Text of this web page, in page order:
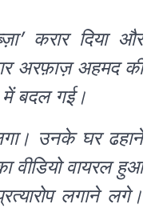
करार दिया और
अरफ़ाज़ अहमद की
में बदल गई।
उनके घर ढहाने
वीडियो वायरल हुआ
लगाने लगे।